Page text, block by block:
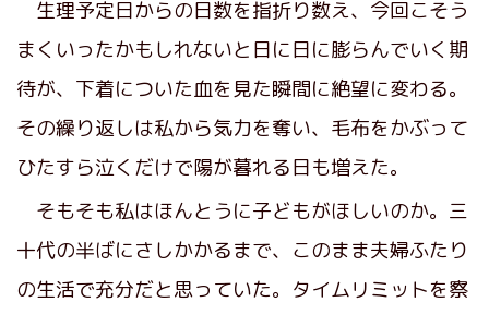
生理予定日からの日数を指折り数え、今回こそう
まくいったかもしれないと日に日に膨らんでいく期
待が、下着についた血を見た瞬間に絶望に変わる。
その繰り返しは私から気力を奪い、毛布をかぶって
ひたすら泣くだけで陽が暮れる日も増えた。
そもそも私はほんとうに子どもがほしいのか。三
十代の半ばにさしかかるまで、このまま夫婦ふたり
の生活で充分だと思っていた。タイムリミットを察